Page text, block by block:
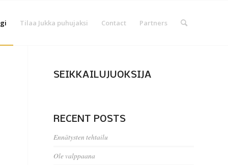
Tilaa Jukka puhujaksi Contact Partners
SEIKKAILUJUOKSIJA
RECENT POSTS
Ennätysten tehtailu
Ole valppaana